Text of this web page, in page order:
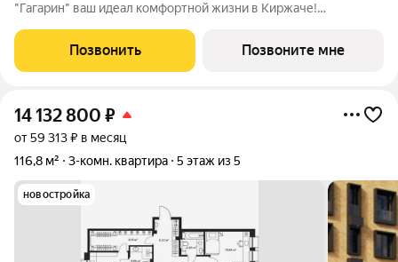
"Гагарин" ваш идеал комфортной жизни в Киржаче!
класса "Комфорт+" сочетает современные технологии,
продуманную инфраструктуру и уютную
Позвонить Позвоните мне
14 132 800 ₽
от 59 313 ₽ в месяц
116,8 м²
3-комн. квартира 5 этаж из 5
новостройка